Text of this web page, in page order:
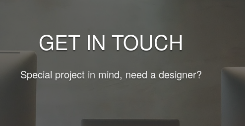
GET IN TOUCH
Special project in mind, need a designer?